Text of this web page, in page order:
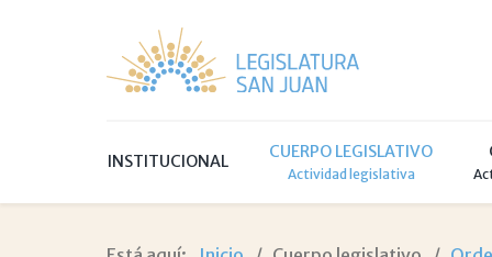
INSTITUCIONAL CUERPO LEGISLATIVO
Actividad legislativa